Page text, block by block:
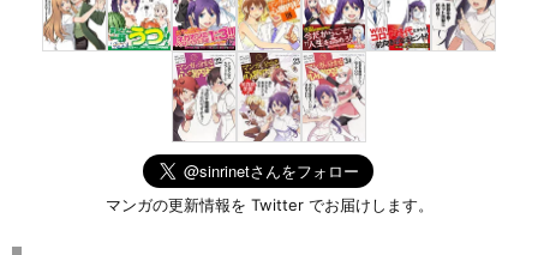
マンガの更新情報を Twitter でお届けします。